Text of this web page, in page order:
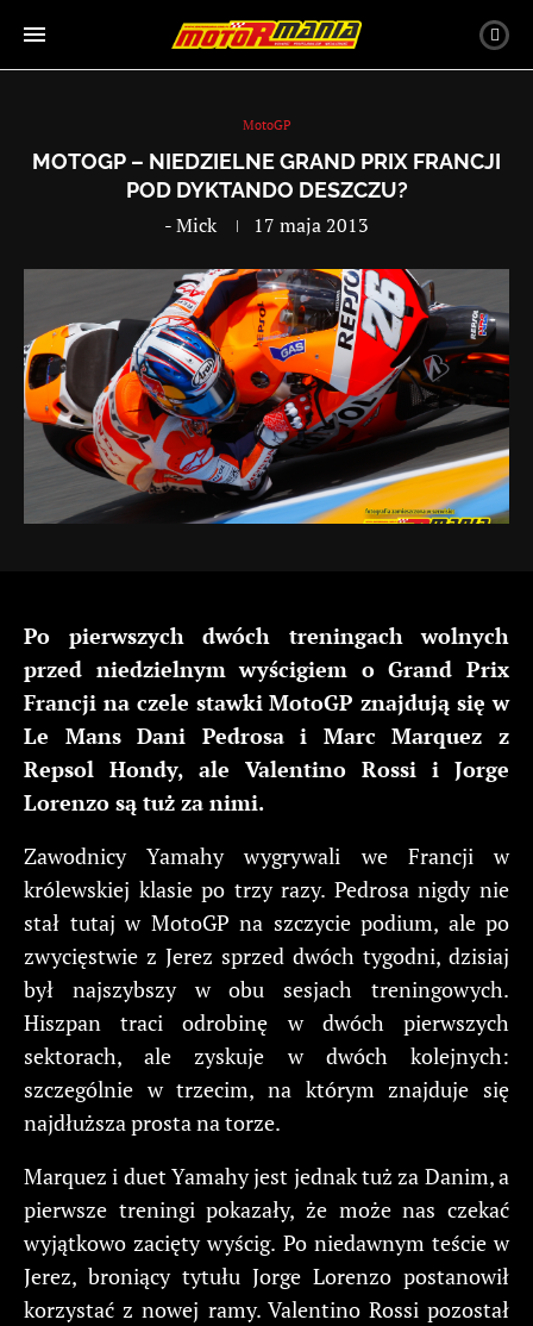
MotoGP
MOTOGP – NIEDZIELNE GRAND PRIX FRANCJI
POD DYKTANDO DESZCZU?
-Mick 17 maja 2013
Po pierwszych dwóch treningach wolnych
przed niedzielnym wyścigiem o Grand Prix
Francji na czele stawki MotoGP znajdują się w
Le Mans Dani Pedrosa i Marc Marquez z
Repsol Hondy, ale Valentino Rossi i Jorge
Lorenzo są tuż za nimi.
Zawodnicy Yamahy wygrywali we Francji w
królewskiej klasie po trzy razy. Pedrosa nigdy nie
stał tutaj w MotoGP na szczycie podium, ale po
zwycięstwie z Jerez sprzed dwóch tygodni, dzisiaj
był najszybszy w obu sesjach treningowych.
Hiszpan traci odrobinę w dwóch pierwszych
sektorach, ale zyskuje w dwóch kolejnych:
szczególnie w trzecim, na którym znajduje się
najdłuższa prosta na torze.
Marquez i duet Yamahy jest jednak tuż za Danim, a
pierwsze treningi pokazały, że może nas czekać
wyjątkowo zacięty wyścig. Po niedawnym teście w
Jerez, broniący tytułu Jorge Lorenzo postanowił
korzystać z nowej ramy. Valentino Rossi pozostał